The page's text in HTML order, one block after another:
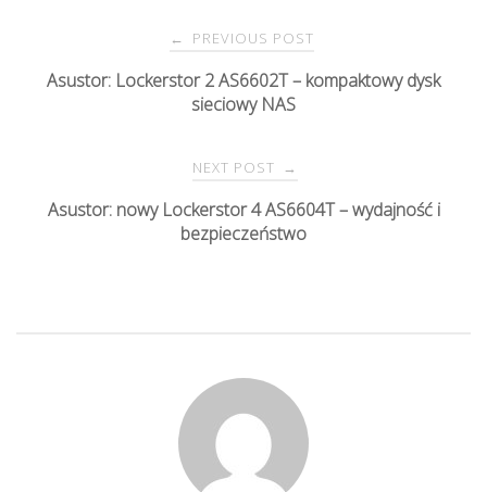
← PREVIOUS POST
Asustor: Lockerstor 2 AS6602T – kompaktowy dysk
sieciowy NAS
NEXT POST →
Asustor: nowy Lockerstor 4 AS6604T – wydajność i
bezpieczeństwo